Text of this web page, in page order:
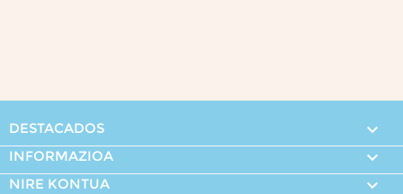
DESTACADOS 
INFORMAZIOA 
NIRE KONTUA 